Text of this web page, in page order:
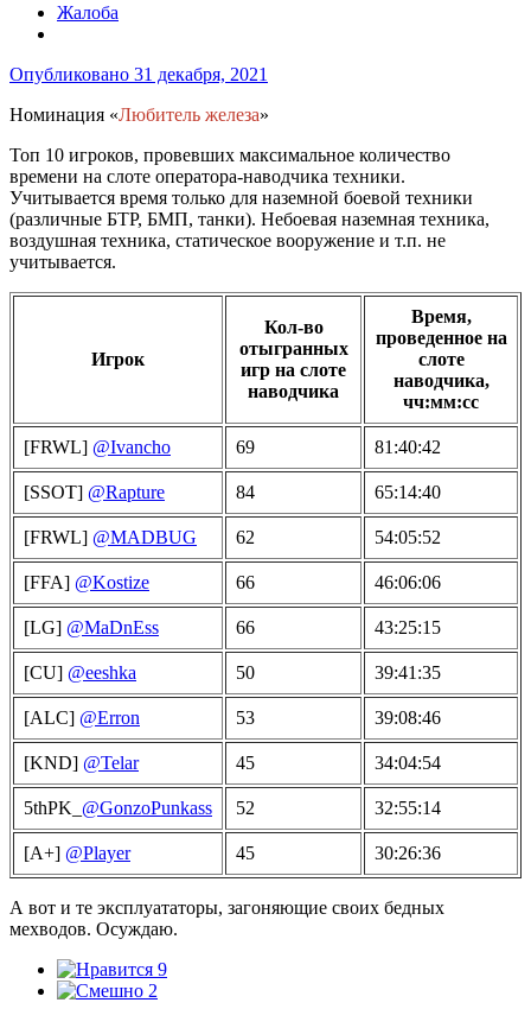
Жалоба
Опубликовано 31 декабря, 2021
Номинация «Любитель железа»
Топ 10 игроков, провевших максимальное количество
времени на слоте оператора-наводчика техники.
Учитывается время только для наземной боевой техники
(различные БТР, БМП, танки). Небоевая наземная техника,
воздушная техника, статическое вооружение и т.п. не
учитывается.
Игрок
Кол-во
отыгранных
игр на слоте
наводчика
Время,
проведенное на
слоте
наводчика,
чч:мм:сс
[FRWL] @Ivancho 69 81:40:42
[SSOT] @Rapture 84 65:14:40
[FRWL] @MADBUG 62 54:05:52
[FFA] @Kostize 66 46:06:06
[LG] @MaDnEss 66 43:25:15
[CU] @eeshka 50 39:41:35
[ALC] @Erron 53 39:08:46
[KND] @Telar 45 34:04:54
5thPK_ @GonzoPunkass 52 32:55:14
[A+] @Player 45 30:26:36
А вот и те эксплуататоры, загоняющие своих бедных
мехводов. Осуждаю.
9
2